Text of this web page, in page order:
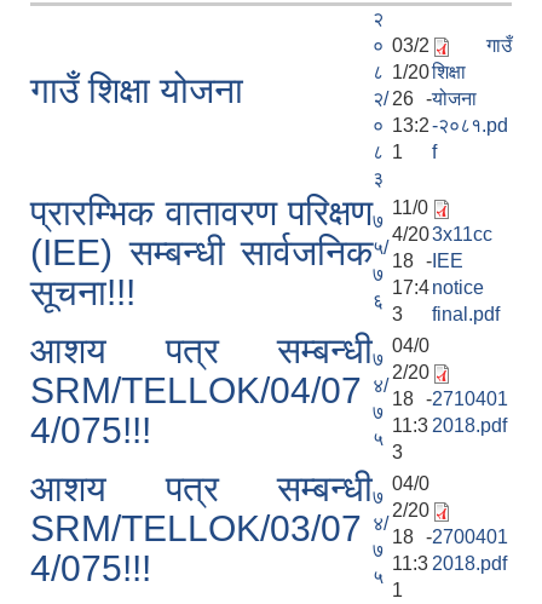
गाउँ शिक्षा योजना
२
०
८
२/
०
८
३
03/2
1/20
26 -
13:2
1
गाउँ
शिक्षा
योजना
-२०८१.pd
f
प्रारम्भिक वातावरण परिक्षण
(IEE) सम्बन्धी सार्वजनिक
सूचना!!!
७
५/
७
६
11/0
4/20
18 -
17:4
3
3x11cc
IEE
notice
final.pdf
आशय पत्र सम्बन्धी
SRM/TELLOK/04/07
4/075!!!
७
४/
७
५
04/0
2/20
18 -
11:3
3
2710401
2018.pdf
आशय पत्र सम्बन्धी
SRM/TELLOK/03/07
4/075!!!
७
४/
७
५
04/0
2/20
18 -
11:3
1
2700401
2018.pdf